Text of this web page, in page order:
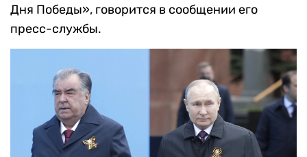
Дня Победы», говорится в сообщении его
пресс-службы.